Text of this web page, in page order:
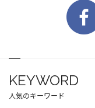
KEYWORD
人気のキーワード